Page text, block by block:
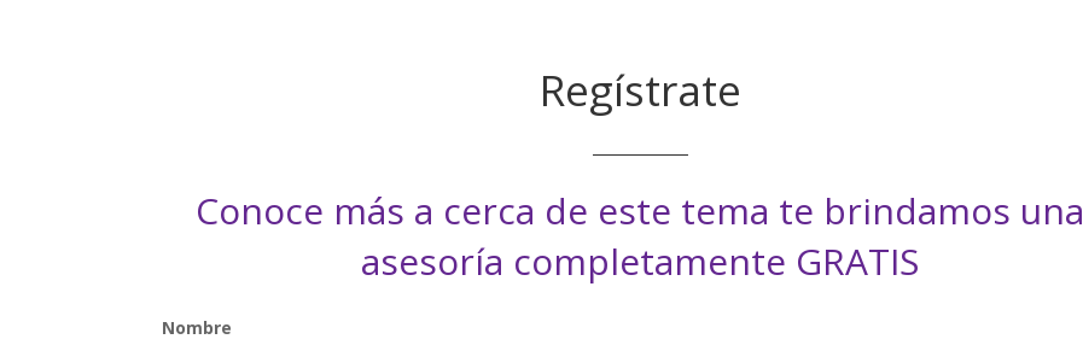
Regístrate
Conoce más a cerca de este tema te brindamos una
asesoría completamente GRATIS
Nombre